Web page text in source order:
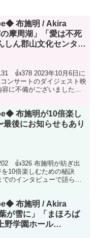
布施明 / Akira
摩周湖」「愛は不死
しん郡山文化センター
👍378 2023年10月6日に
ンサートのダイジェスト映
に不備がございましたの
布施明が10倍楽し
最後にお知らせもあり
👍326 布施明が紡ぎ出
10倍楽しむための秘訣
のインタビューで語られ
布施明 / Akira
が雪に」「まほろば
野学園ホール